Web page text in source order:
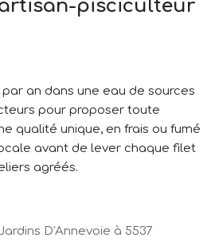
artisan-pisciculteur
an dans une eau de sources
pour proposer toute
qualité unique, en frais ou fumé
avant de lever chaque filet
agréés.
D'Annevoie à 5537